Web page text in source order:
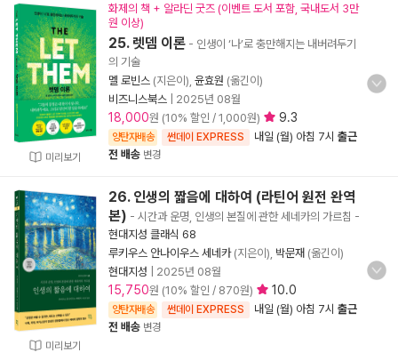
미리보기
화제의 책 + 알라딘 굿즈 (이벤트 도서 포함, 국내도서 3만
원 이상)
25. 렛뎀 이론 - 인생이 ‘나’로 충만해지는 내버려두기
의 기술
멜 로빈스 (지은이), 윤효원 (옮긴이)
비즈니스북스
2025년 08월
18,000원 (10% 할인 / 1,000원) 9.3
양탄자배송 썬데이 EXPRESS 내일 (월) 아침 7시 출근
전 배송 변경
미리보기
26. 인생의 짧음에 대하여 (라틴어 원전 완역
본) - 시간과 운명, 인생의 본질에 관한 세네카의 가르침 -
현대지성 클래식 68
루키우스 안나이우스 세네카(지은이), 박문재 (옮긴이)
현대지성
2025년 08월
15,750원 (10% 할인 / 870원) 10.0
양탄자배송 썬데이 EXPRESS 내일 (월) 아침 7시 출근
전 배송 변경